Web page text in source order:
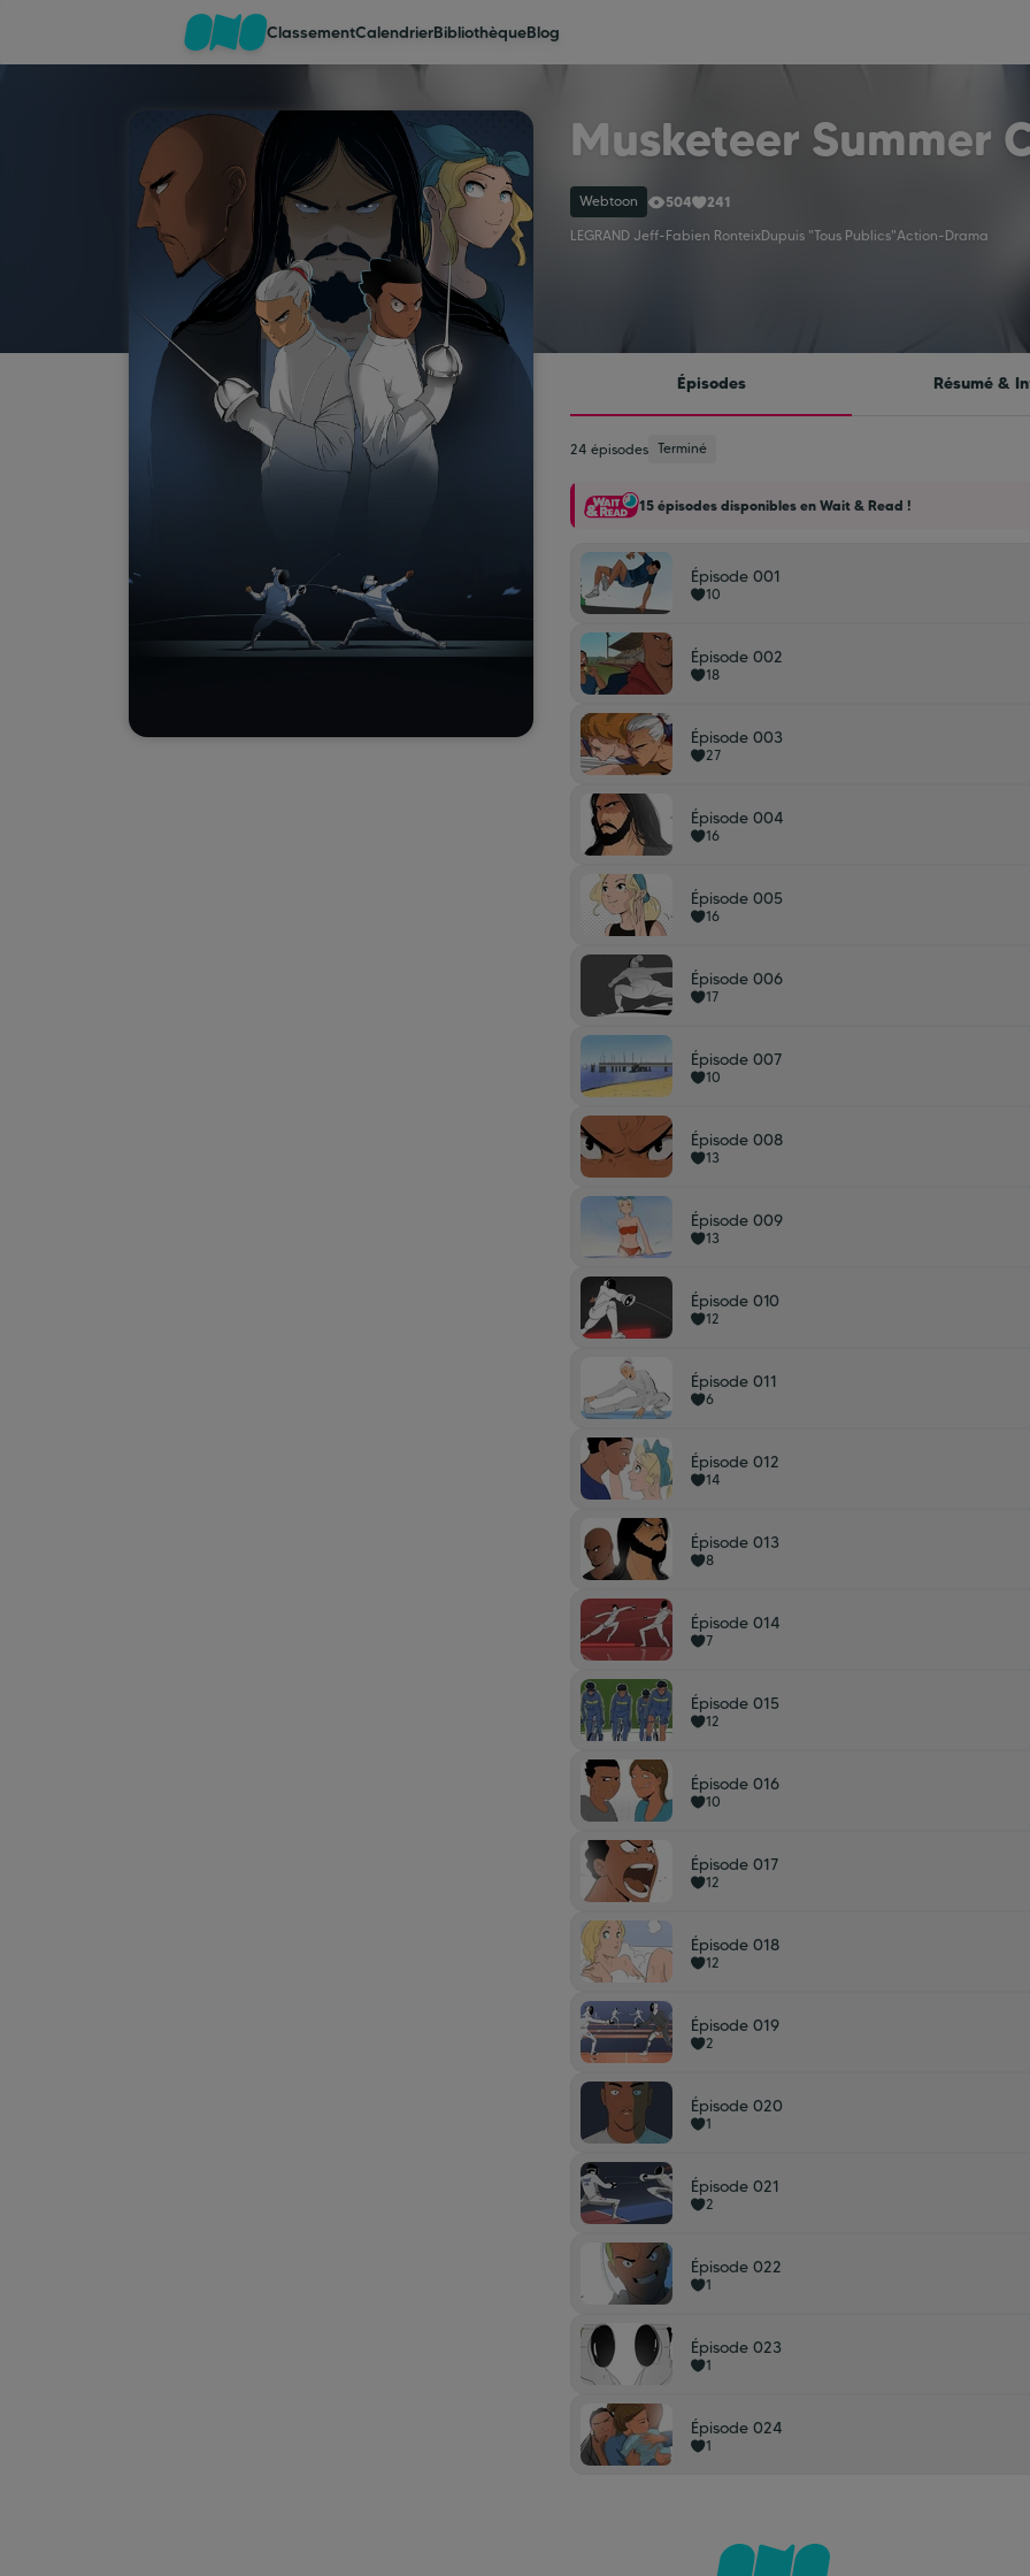
Calendrier
ClassementCalendrierBibliothèqueBlog
Musketeer Summer
Webtoon 504
241
LEGRAND Jeff-Fabien RonteixDupuis "Tous Publics"Action-Drama
Épisodes Résumé &
24 épisodes Terminé
15 épisodes disponibles en Wait & Read !
Épisode 001
10
Épisode 002
18
Épisode 003
27
Épisode 004
16
Épisode 005
16
Épisode 006
17
Épisode 007
10
Épisode 008
13
Épisode 009
13
Épisode 010
12
Épisode 011
6
Épisode 012
14
Épisode 013
8
Épisode 014
7
Épisode 015
12
Épisode 016
10
Épisode 017
12
Épisode 018
12
Épisode 019
2
Épisode 020
1
Épisode 021
2
Épisode 022
1
Épisode 023
1
Épisode 024
1